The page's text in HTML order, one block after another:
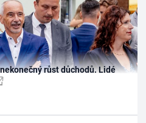
růst důchodů. Lidé